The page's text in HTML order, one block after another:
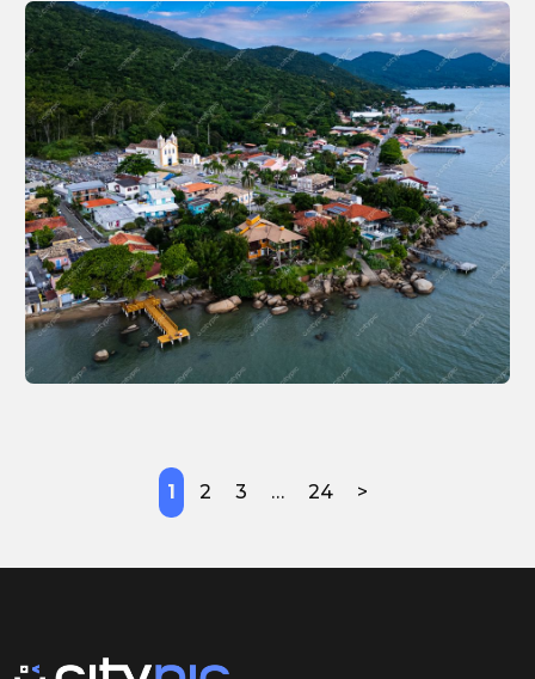
1 2 3 … 24 >